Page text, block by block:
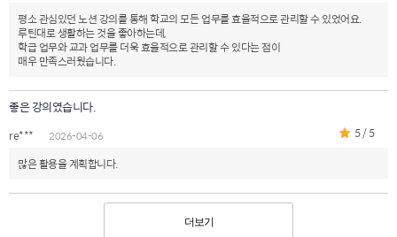
평소 관심있던 노션 강의를 통해 학교의 모든 업무를 효율적으로 관리할 수 있었어요.
루틴대로 생활하는 것을 좋아하는데,
학급 업무와 교과 업무를 더욱 효율적으로 관리할 수 있다는 점이
매우 만족스러웠습니다.
좋은 강의였습니다.
re*** 2026-04-06
5 / 5
많은 활용을 계획합니다.
더보기